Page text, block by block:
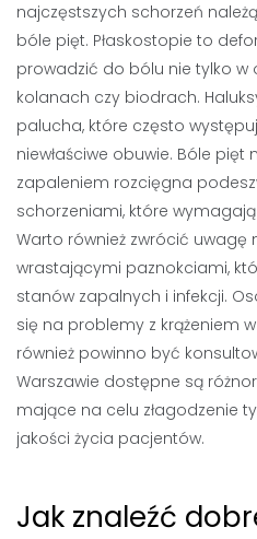
najczęstszych schorzeń
bóle pięt. Płaskostopie to
prowadzić do bólu nie tylko w
kolanach czy biodrach.
palucha, które często
niewłaściwe obuwie. Bóle
zapaleniem rozcięgna
schorzeniami, które
Warto również zwrócić uwagę
wrastającymi paznokciami,
stanów zapalnych i infekcji.
się na problemy z krążeniem
również powinno być
Warszawie dostępne są
mające na celu złagodzenie
jakości życia pacjentów.
Jak znaleźć